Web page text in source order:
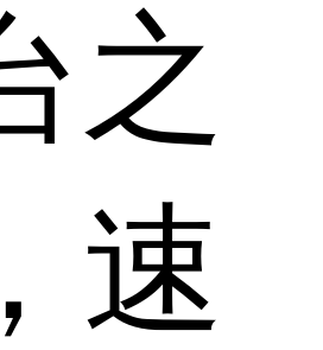
之
速